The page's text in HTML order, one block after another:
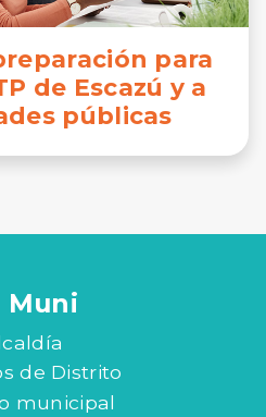
para
de Escazú y a
públicas
Muni
de Distrito
municipal